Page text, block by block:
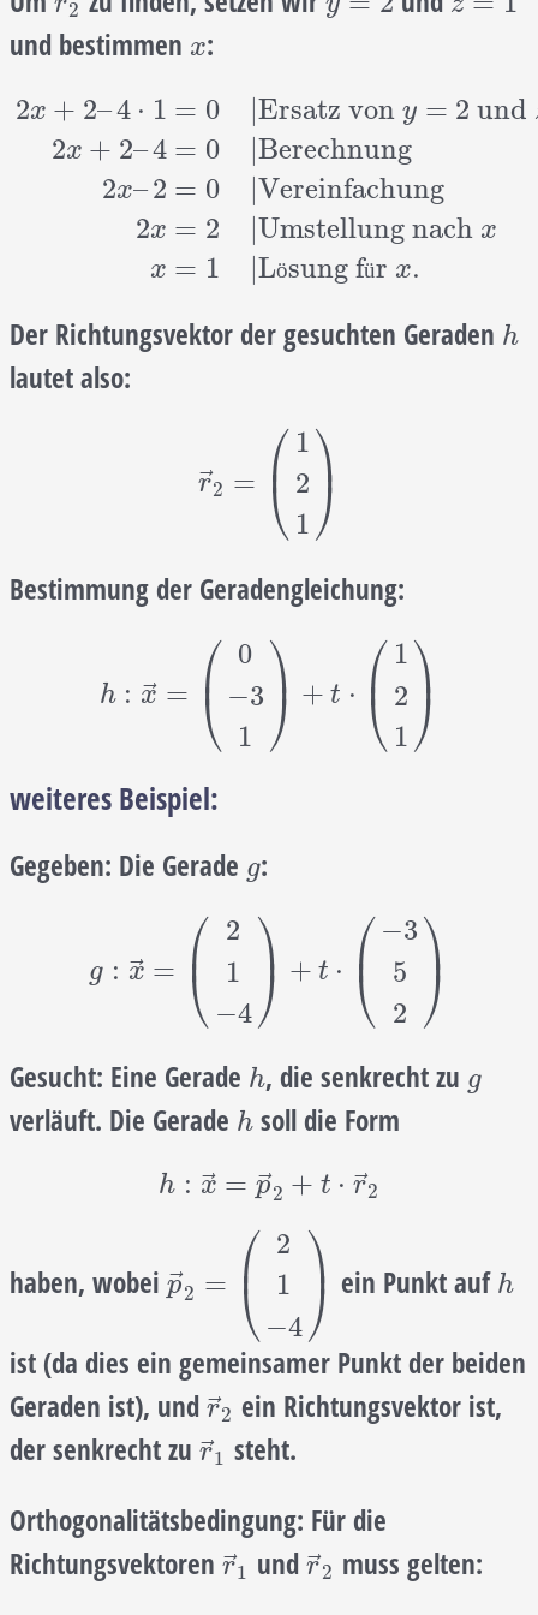
2
und bestimmen x
x:
2x + 2–4 ⋅ 1
2x + 2–4
2x–2
2x
x
= 0 Ersatz von y = 2 und
= 0
Berechnung
= 0
Vereinfachung
= 2 Umstellung nach x
= 1 Lösung für x.
1=0|Ersatz vony=2undz=12x+2
Der Richtungsvektor der gesuchten Geraden h
h
lautet also:
r⃗
2 = ⎛
⎝
⎜ 1
2
1
⎞
⎠
⎟
r→2 ( 21 )
Bestimmung der Geradengleichung:
h : x⃗ = ⎛
⎝
⎜
0
−3
1
⎞
⎠
⎟ + t ⋅ ⎛
⎝
⎜ 1
2
1
⎞
⎠
⎟
h:x → (0−3 1 +t⋅(1 2 1)
weiteres Beispiel:
Gegeben: Die Gerade g
g:
g : x = ⎛
⎝
⎜
2
1
−4
⎞
⎠
⎟ + t ⋅ ⎛
⎝
⎜ −3
5
2
⎞
⎠
⎟
g:x → (2 4 +t⋅(−3 5
Gesucht: Eine Gerade h
h, die senkrecht zu g
g
verläuft. Die Gerade h
h soll die Form
h : x = p⃗
2 + t ⋅ r⃗
2
h :x →=p →2+t ⋅r →2
haben, wobei p⃗
2 = ⎛
⎝
⎜
2
1
−4
⎞
⎠
⎟
p→2= 2 −4 ein Punkt auf h
h
ist (da dies ein gemeinsamer Punkt der beiden
Geraden ist), und r⃗
2
r→2
ein Richtungsvektor ist,
der senkrecht zu r⃗
1
r→1
steht.
Orthogonalitätsbedingung: Für die
Richtungsvektoren r⃗
1
r→1
undr⃗
2
r→2
muss gelten: